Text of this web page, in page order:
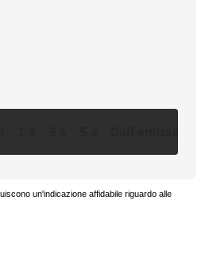
un'indicazione affidabile riguardo alle